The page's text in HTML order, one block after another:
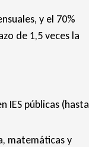
y el 70%
de 1,5 veces la
IES públicas (hasta
matemáticas y